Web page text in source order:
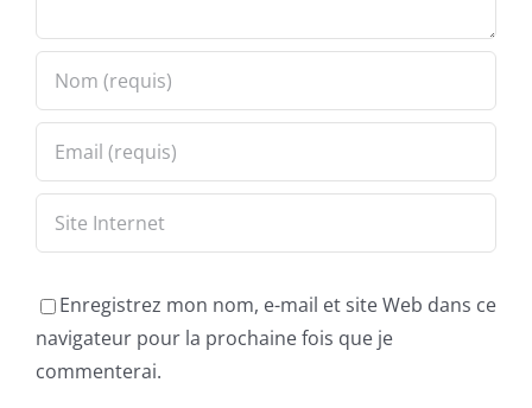
Enregistrez mon nom, e-mail et site Web dans ce
navigateur pour la prochaine fois que je
commenterai.